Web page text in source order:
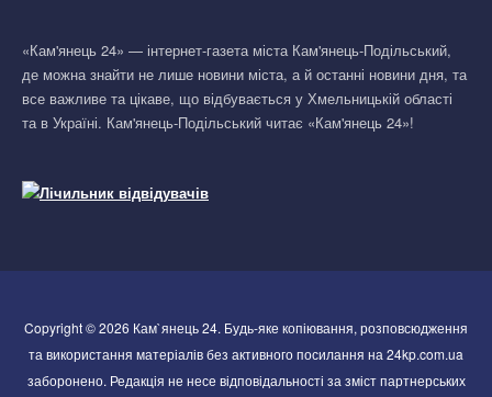
«Кам'янець 24» — інтернет-газета міста Кам'янець-Подільський,
де можна знайти не лише новини міста, а й останні новини дня, та
все важливе та цікаве, що відбувається у Хмельницькій області
та в Україні. Кам'янець-Подільський читає «Кам'янець 24»!
Copyright © 2026 Кам`янець 24. Будь-яке копіювання, розповсюдження
та використання матеріалів без активного посилання на 24kp.com.ua
заборонено. Редакція не несе відповідальності за зміст партнерських